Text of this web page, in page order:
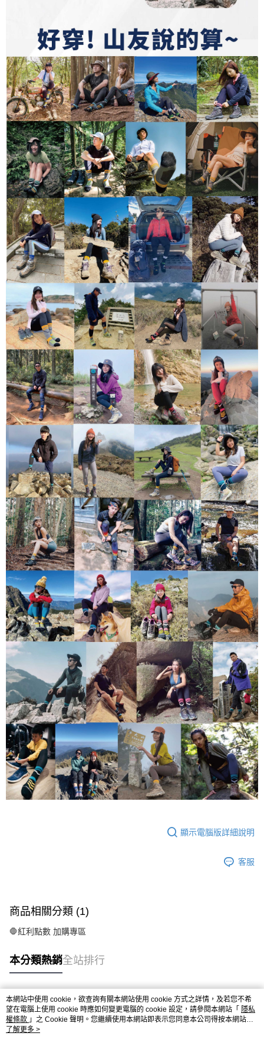
顯示電腦版詳細說明
客服
商品相關分類 (1)
🛑紅利點數 加購專區
本分類熱銷全站排行
熱門標籤
本網站中使用 cookie，欲查詢有關本網站使用 cookie 方式之詳情，及若您不希
望在電腦上使用 cookie 時應如何變更電腦的 cookie 設定，請參閱本網站「 隱私
權條款 」之 Cookie 聲明。您繼續使用本網站即表示您同意本公司得按本網站使
用條款之 Cookie 聲明使用 cookie。
了解更多 >